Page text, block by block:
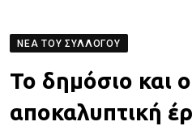
ΝΈΑ ΤΟΥ ΣΥΛΛΌΓΟΥ
Το δημόσιο και
αποκαλυπτική